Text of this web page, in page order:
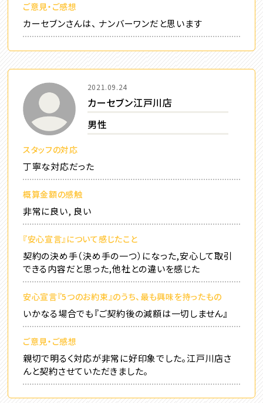
ご意見・ご感想
カーセブンさんは、 ナンバーワンだと思います
2021.09.24
カーセブン江戸川店
男性
スタッフの対応
丁寧な対応だった
概算金額の感触
非常に良い, 良い
『安心宣言』について感じたこと
契約の決め手（決め手の一つ）になった,安心して取引
できる内容だと思った,他社との違いを感じた
安心宣言『5つのお約束』のうち、最も興味を持ったもの
いかなる場合でも『ご契約後の減額は一切しません』
ご意見・ご感想
親切で明るく対応が非常に好印象でした。江戸川店さ
んと契約させていただきました。